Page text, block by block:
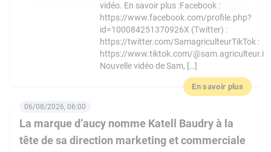
vidéo. En savoir plus :Facebook :
https://www.facebook.com/profile.php?
id=100084251370926X (Twitter) :
https://twitter.com/SamagriculteurTikTok :
https://www.tiktok.com/@sam.agriculteur.i
Nouvelle vidéo de Sam, […]
En savoir plus
La marque d’aucy nomme Katell Baudry à la
tête de sa direction marketing et commerciale
06/08/2026, 06:00